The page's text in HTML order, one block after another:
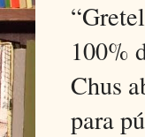
100%
Chus
para